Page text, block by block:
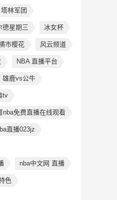
塔林军团
德星期三 冰女杯
市樱花 风云频道
NBA 直播平台
雄鹿vs公牛
tv
nba免费直播在线观看
直播023jz
nba中文网 直播
色